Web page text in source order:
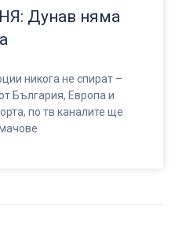
Дунав няма
никога не спират –
България, Европа и
по тв каналите ще